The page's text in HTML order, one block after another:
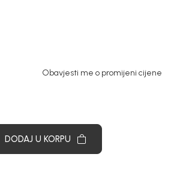
Obavjesti me o promijeni cijene
DODAJ U KORPU